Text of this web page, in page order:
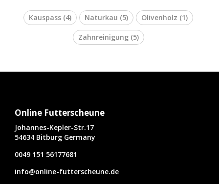
Kauspass (4) Naturkau (5) Olivenholz (1)
Zahnreinigung (5)
Online Futterscheune
Johannes-Kepler-Str.17
54634 Bitburg Germany
0049 151 56177681
info@online-futterscheune.de